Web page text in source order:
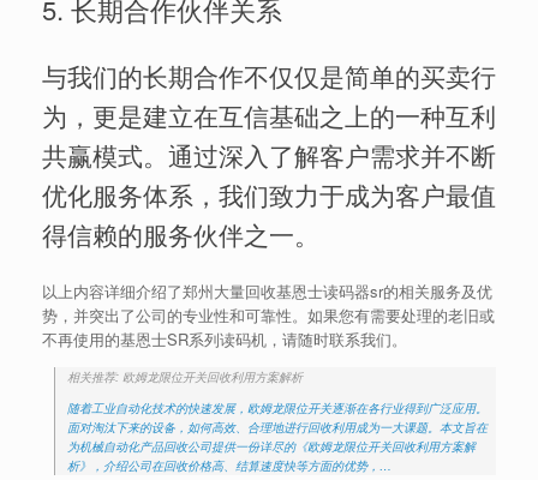
5. 长期合作伙伴关系
与我们的长期合作不仅仅是简单的买卖行
为，更是建立在互信基础之上的一种互利
共赢模式。通过深入了解客户需求并不断
优化服务体系，我们致力于成为客户最值
得信赖的服务伙伴之一。
以上内容详细介绍了郑州大量回收基恩士读码器sr的相关服务及优
势，并突出了公司的专业性和可靠性。如果您有需要处理的老旧或
不再使用的基恩士SR系列读码机，请随时联系我们。
相关推荐: 欧姆龙限位开关回收利用方案解析
随着工业自动化技术的快速发展，欧姆龙限位开关逐渐在各行业得到广泛应用。
面对淘汰下来的设备，如何高效、合理地进行回收利用成为一大课题。本文旨在
为机械自动化产品回收公司提供一份详尽的《欧姆龙限位开关回收利用方案解
析》，介绍公司在回收价格高、结算速度快等方面的优势，…